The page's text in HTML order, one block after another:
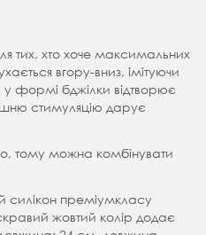
тих, хто хоче максимальних
вгору-вниз, імітуючи
у формі бджілки відтворює
стимуляцію дарує
тому можна комбінувати
силікон преміумкласу
жовтий колір додає